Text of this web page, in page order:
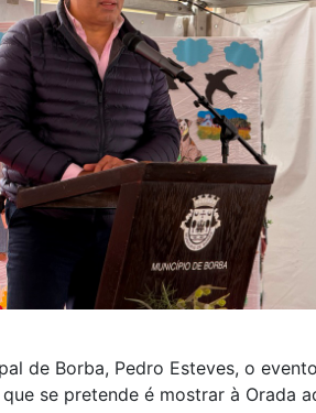
de Borba, Pedro Esteves, o
se pretende é mostrar à Orada